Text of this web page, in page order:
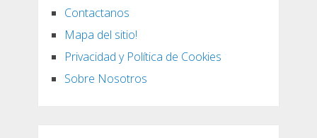
Contactanos
Mapa del sitio!
Privacidad y Política de Cookies
Sobre Nosotros